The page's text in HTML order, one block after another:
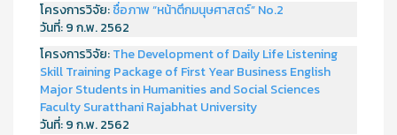
โครงการวิจัย:ชื่อภาพ “หน้าตึกมนุษศาสตร์” No.2
วันที่:9 ก.พ. 2562
โครงการวิจัย:The Development of Daily Life Listening
Skill Training Package of First Year Business English
Major Students in Humanities and Social Sciences
Faculty Suratthani Rajabhat University
วันที่:9 ก.พ. 2562